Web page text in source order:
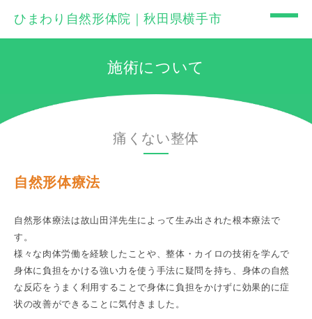
ひまわり自然形体院｜秋田県横手市
施術について
痛くない整体
自然形体療法
自然形体療法は故山田洋先生によって生み出された根本療法で
す。
様々な肉体労働を経験したことや、整体・カイロの技術を学んで
身体に負担をかける強い力を使う手法に疑問を持ち、身体の自然
な反応をうまく利用することで身体に負担をかけずに効果的に症
状の改善ができることに気付きました。